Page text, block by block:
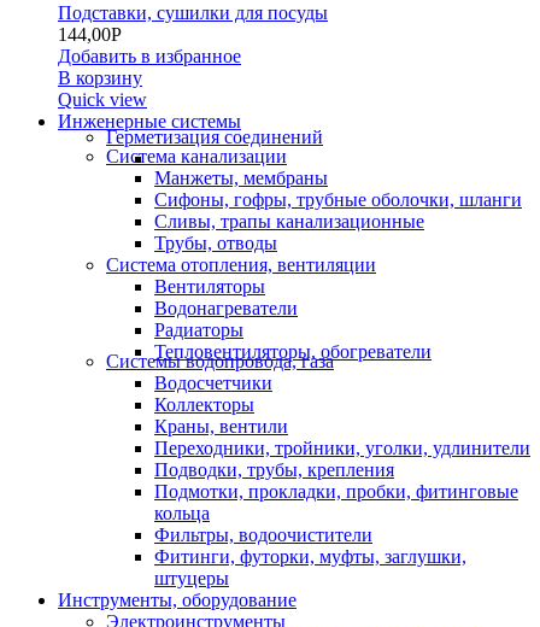
Подставки, сушилки для посуды
144,00Р
Добавить в избранное
В корзину
Quick view
Инженерные системы
Герметизация соединений
Система канализации
Манжеты, мембраны
Сифоны, гофры, трубные оболочки, шланги
Сливы, трапы канализационные
Трубы, отводы
Система отопления, вентиляции
Вентиляторы
Водонагреватели
Радиаторы
Тепловентиляторы, обогреватели
Системы водопровода, газа
Водосчетчики
Коллекторы
Краны, вентили
Переходники, тройники, уголки, удлинители
Подводки, трубы, крепления
Подмотки, прокладки, пробки, фитинговые
кольца
Фильтры, водоочистители
Фитинги, футорки, муфты, заглушки,
штуцеры
Инструменты, оборудование
Электроинструменты